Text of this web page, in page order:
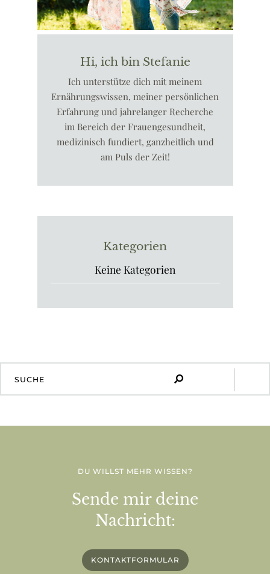
Hi, ich bin Stefanie
Ich unterstütze dich mit meinem
Ernährungswissen, meiner persönlichen
Erfahrung und jahrelanger Recherche
im Bereich der Frauengesundheit,
medizinisch fundiert, ganzheitlich und
am Puls der Zeit!
Kategorien
Keine Kategorien
DU WILLST MEHR WISSEN?
Sende mir deine
Nachricht:
KONTAKTFORMULAR